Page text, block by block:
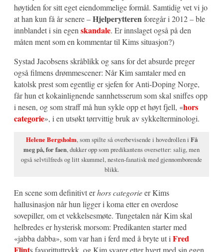
høytiden for sitt eget eiendommelige formål. Samtidig vet vi jo
at han kun få år senere –Hjelperytterenforegår i 2012 – ble
innblandet i sin egen skandale. Er innslaget også på den
måten ment som en kommentar til Kims situasjon?)
Systad Jacobsens skråblikk og sans for det absurde preger
også filmens drømmescener: Når Kim samtaler med en
katolsk prest som egentlig er sjefen for Anti-Doping Norge,
får hun et kokainlignende sannhetsserum som skal sniffes opp
i nesen, og som straff må hun sykle opp et høyt fjell, «hors
categorie», i en utsøkt tørrvittig bruk av sykkelterminologi.
Helene Bergsholm, som spilte så overbevisende i hovedrollen i Få
meg på, for faen, dukker opp som predikantens oversetter: salig, men
også selvtilfreds og litt skummel, nesten-fanatisk med gjennomborende
blikk.
En scene som definitivt erhors categorieer Kims
hallusinasjon når hun ligger i koma etter en overdose
sovepiller, om et vekkelsesmøte. Tungetalen når Kim skal
helbredes er hysterisk morsom: Predikanten starter med
«jabba dabba», som var han i ferd med å bryte ut i Fred
s favorittuttrykk, og Kim svarer etter hvert med sin egen